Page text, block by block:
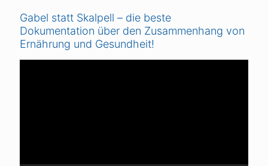
Gabel statt Skalpell – die beste
Dokumentation über den Zusammenhang von
Ernährung und Gesundheit!